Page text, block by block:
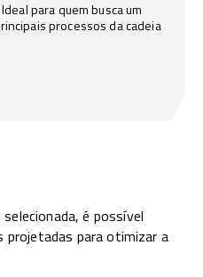
para quem busca um
processos da cadeia
é possível
projetadas para otimizar a